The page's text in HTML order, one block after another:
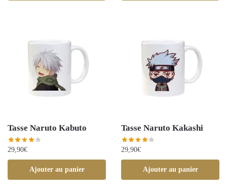
Tasse Naruto Kabuto
29,90€
Ajouter au panier
Tasse Naruto Kakashi
29,90€
Ajouter au panier